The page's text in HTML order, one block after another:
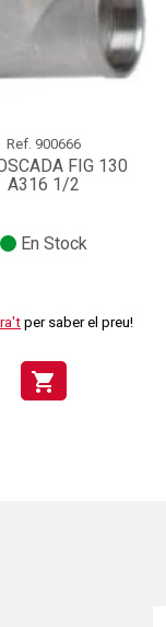
Ref. 900666
FIG 130
A316 1/2
En Stock
per saber el preu!
shopping_cart